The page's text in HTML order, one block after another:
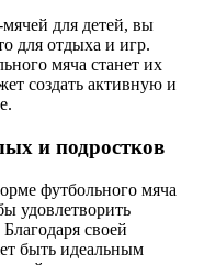
для детей, вы
для отдыха и игр.
мяча станет их
создать активную и
и подростков
футбольного мяча
удовлетворить
своей
быть идеальным